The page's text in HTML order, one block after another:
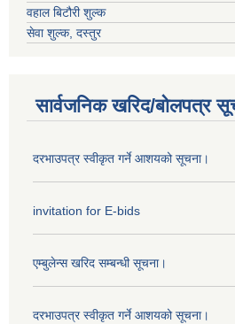
वहाल बिटौरी शुल्क
सेवा शुल्क, दस्तुर
सार्वजनिक खरिद/बोलपत्र
दरभाउपत्र स्वीकृत गर्ने आशयको सूचना।
invitation for E-bids
एम्बुलेन्स खरिद सम्बन्धी सूचना।
दरभाउपत्र स्वीकृत गर्ने आशयको सूचना।